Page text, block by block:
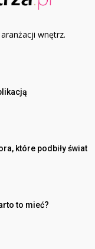
wnętrz.
które podbiły świat
to mieć?